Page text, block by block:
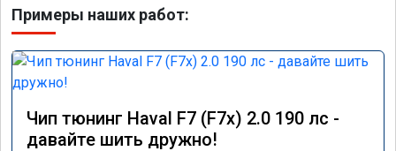
Примеры наших работ:
Чип тюнинг Haval F7 (F7x) 2.0 190 лс -
давайте шить дружно!